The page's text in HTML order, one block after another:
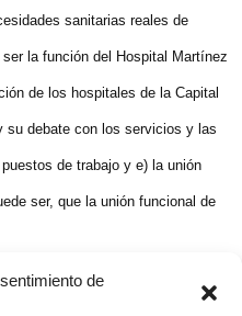
de
sanitarias reales de
la función del Hospital Martínez
de los hospitales de la Capital
su debate con los servicios y las
de trabajo y e) la unión
ser, que la unión funcional de
Julio 2000